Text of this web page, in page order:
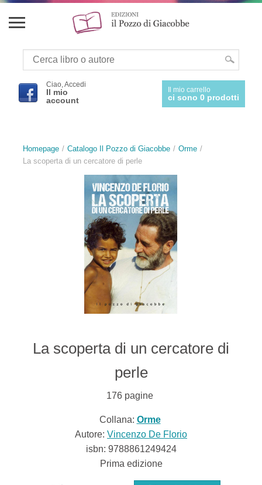
Ciao, Accedi
Il mio
account
Il mio carrello
ci sono 0 prodotti
Homepage Catalogo Il Pozzo di Giacobbe
Orme
La scoperta di un cercatore di perle
La scoperta di un cercatore di
perle
176pagine
Collana: Orme
Autore: Vincenzo De Florio
isbn: 9788861249424
Prima edizione